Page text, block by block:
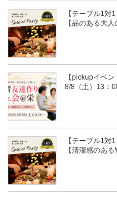
【テーブル1対
【品のある大
【pickupイベ
8/8（土）13：
【テーブル1対
【清潔感のあ